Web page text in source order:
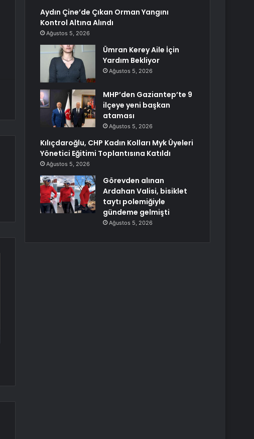
Aydın Çine’de Çıkan Orman Yangını
Kontrol Altına Alındı
Ağustos 5, 2026
Ümran Kerey Aile İçin
Yardım Bekliyor
Ağustos 5, 2026
MHP’den Gaziantep’te 9
ilçeye yeni başkan
ataması
Ağustos 5, 2026
Kılıçdaroğlu, CHP Kadın Kolları Myk Üyeleri
Yönetici Eğitimi Toplantısına Katıldı
Ağustos 5, 2026
Görevden alınan
Ardahan Valisi, bisiklet
taytı polemiğiyle
gündeme gelmişti
Ağustos 5, 2026